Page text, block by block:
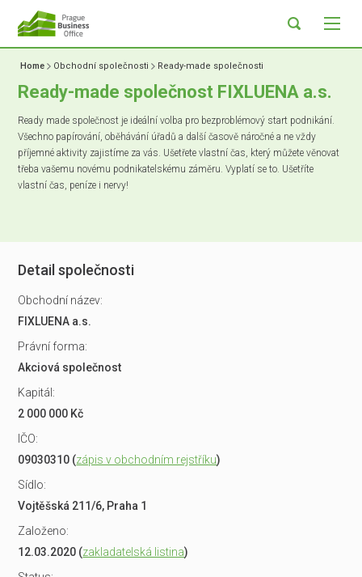
Home Obchodní společnosti Ready-made společnosti
Ready-made společnost FIXLUENA a.s.
Ready made společnost je ideální volba pro bezproblémový start podnikání.
Všechno papírování, oběhávání úřadů a další časově náročné a ne vždy
příjemné aktivity zajistíme za vás. Ušetřete vlastní čas, který můžete věnovat
třeba vašemu novému podnikatelskému záměru. Vyplatí se to. Ušetříte
vlastní čas, peníze i nervy!
Detail společnosti
Obchodní název:
FIXLUENA a.s.
Právní forma:
Akciová společnost
Kapitál:
2 000 000 Kč
IČO:
09030310 (zápis v obchodním rejstříku)
Sídlo:
Vojtěšská 211/6, Praha 1
Založeno:
12.03.2020 (zakladatelská listina)